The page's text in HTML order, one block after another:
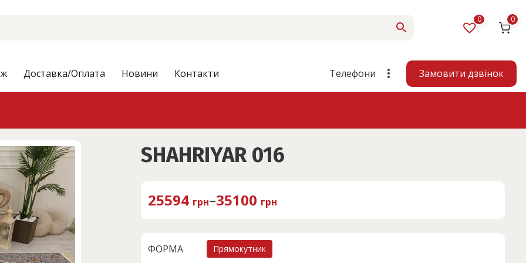
0 0
Доставка/Оплата Новини Контакти Телефони Замовити дзвінок
SHAHRIYAR 016
25594 грн–35100 грн
ФОРМА Прямокутник